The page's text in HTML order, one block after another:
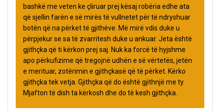
bashkë me veten ke çliruar prej kësaj robëria edhe ata
që sjellin farën e së mirës të vullnetet për të ndryshuar
botën që na përket të gjithëve. Më mirë vdis duke u
përpjekur se sa të zvarritesh duke u ankuar. Jeta është
gjithçka që ti kërkon prej saj. Nuk ka forcë të hyjshme
apo përkufizime që tregojnë udhën e së vërtetës, jetën
e merituar, zotërimin e gjithçkasë që të përket. Kërko
gjithçka tek vetja. Gjithçka që do është gjithnjë me ty.
Mjafton të dish ta kërkosh dhe do të kesh gjithçka.